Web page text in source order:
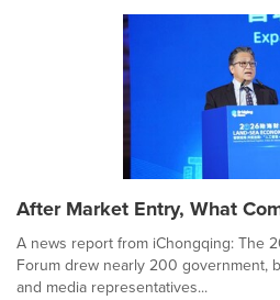
After Market Entry, What
A news report from iChongqing: The
Forum drew nearly 200 government,
and media representatives...